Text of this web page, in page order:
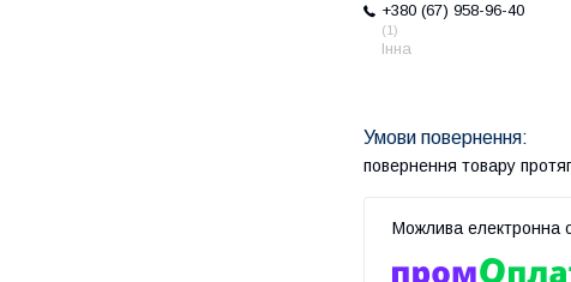
+380 (67) 958-96-40
1
Інна
повернення товару